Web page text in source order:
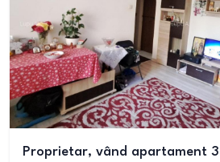
Proprietar, vând apartament 3